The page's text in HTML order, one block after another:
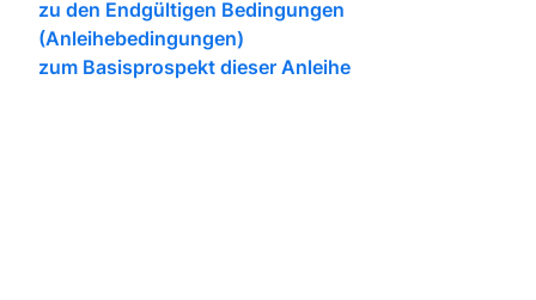
zu den Endgültigen Bedingungen
(Anleihebedingungen)
zum Basisprospekt dieser Anleihe